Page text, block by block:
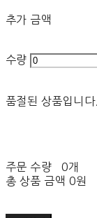
추가 금액
수량
품절된 상품입니다.
주문 수량
0개
총 상품 금액 0원